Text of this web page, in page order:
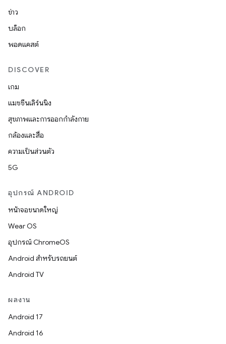
ข่าว
บล็อก
พอดแคสต์
DISCOVER
เกม
แมชชีนเลิร์นนิง
สุขภาพและการออกกำลังกาย
กล้องและสื่อ
ความเป็นส่วนตัว
5G
อุปกรณ์ ANDROID
หน้าจอขนาดใหญ่
Wear OS
อุปกรณ์ ChromeOS
Android สำหรับรถยนต์
Android TV
ผลงาน
Android 17
Android 16